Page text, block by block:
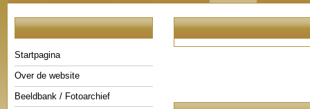
Startpagina
Over de website
Beeldbank / Fotoarchief